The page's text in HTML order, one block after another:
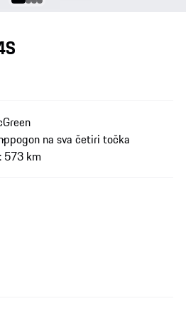
Green
pogon na sva četiri točka
573 km